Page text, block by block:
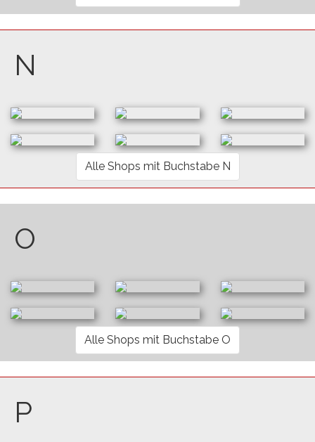
N
Alle Shops mit Buchstabe N
O
Alle Shops mit Buchstabe O
P